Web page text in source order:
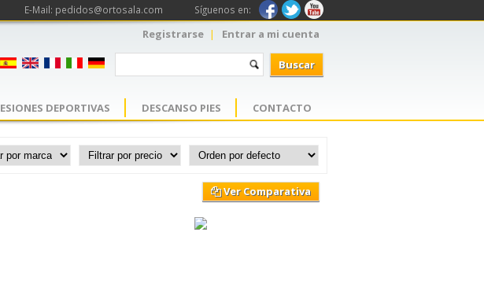
Síguenos en:
E-Mail: pedidos@ortosala.com
Registrarse Entrar a mi cuenta
DEPORTIVAS DESCANSO PIES CONTACTO
Ver Comparativa